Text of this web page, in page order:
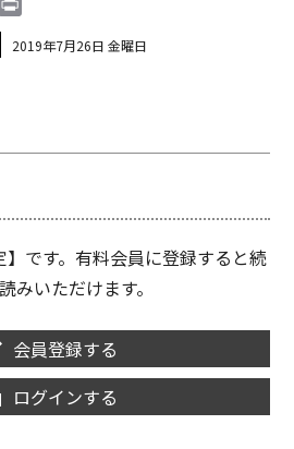
i
2019年7月26日 金曜日
】です。有料会員に登録すると続
みいただけます。
会員登録する
ログインする